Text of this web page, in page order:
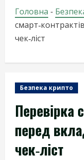
Головна -
чек‑ліст
Безпека крипто
Перевірка
перед
чек‑ліст